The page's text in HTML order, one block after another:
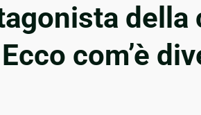
della
com’è